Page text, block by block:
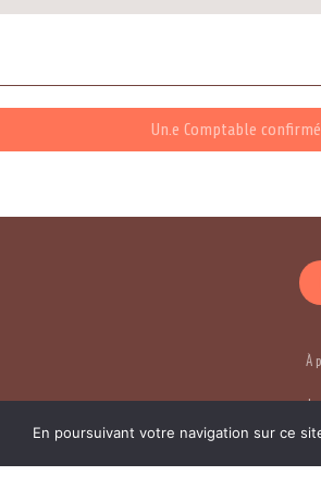
Un.e Comptable
À
En poursuivant votre navigation sur ce